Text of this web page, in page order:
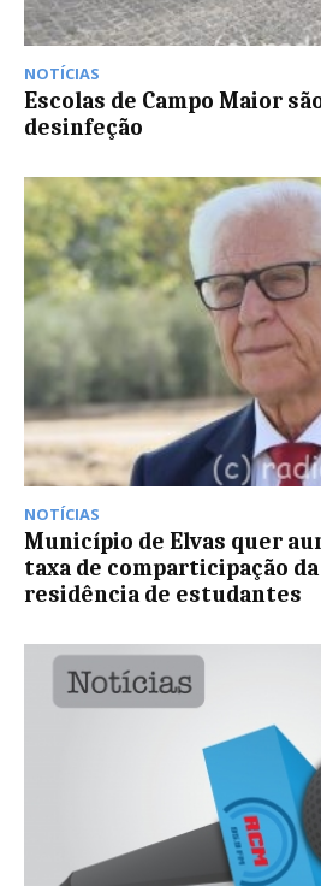
NOTÍCIAS
Escolas de Campo Maior
desinfeção
NOTÍCIAS
Município de Elvas quer
taxa de comparticipação
residência de estudantes